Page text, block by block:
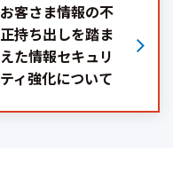
お客さま情報の不
正持ち出しを踏ま
えた情報セキュリ
ティ強化について